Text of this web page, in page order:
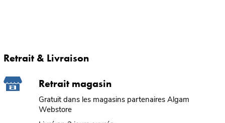
Retrait & Livraison
Retrait magasin
Gratuit dans les magasins partenaires Algam
Webstore